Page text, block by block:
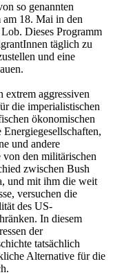
so genannten
am 18. Mai in den
Dieses Programm
täglich zu
und eine
extrem aggressiven
die imperialistischen
ökonomischen
Energiegesellschaften,
und andere
den militärischen
zwischen Bush
und mit ihm die weit
versuchen die
des US-
In diesem
der
tatsächlich
Alternative für die